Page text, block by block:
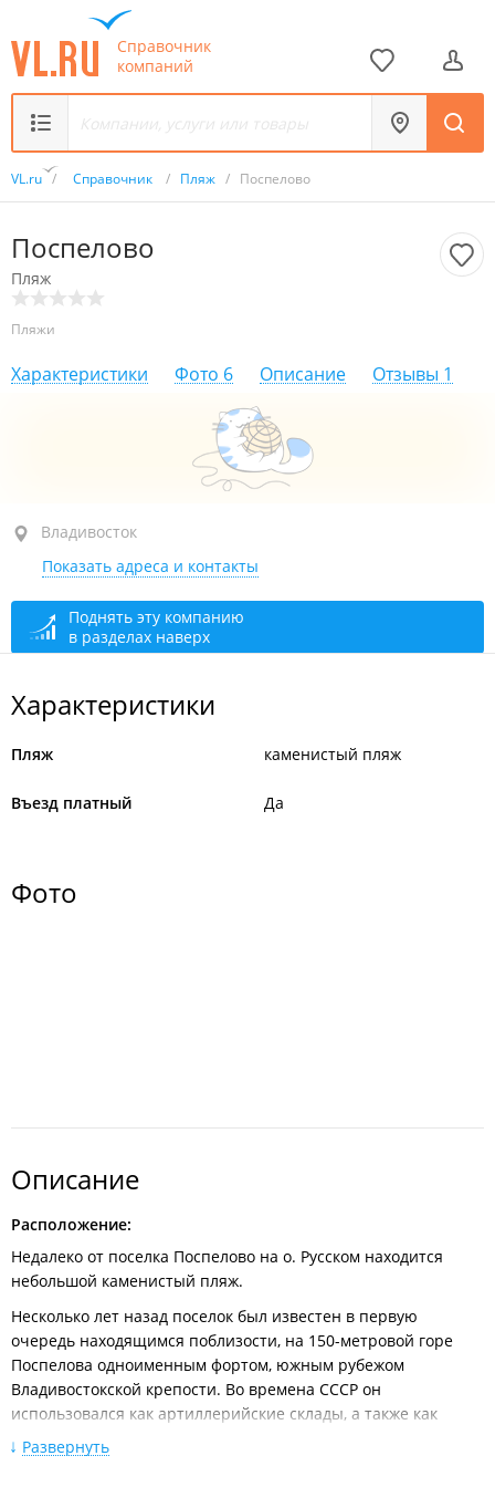
Справочник
компаний
VL.ru / Справочник / Пляж / Поспелово
Поспелово
Пляж
Пляжи
Характеристики Фото 6 Описание Отзывы 1
Владивосток
о. Русский, пос. Поспелово
Владивосток
Показать адреса и контакты
Поднять эту компанию
в разделах наверх
Характеристики
Пляж каменистый пляж
Въезд платный Да
Фото
Описание
Расположение:
Недалеко от поселка Поспелово на о. Русском находится
небольшой каменистый пляж.
Несколько лет назад поселок был известен в первую
очередь находящимся поблизости, на 150-метровой горе
Поспелова одноименным фортом, южным рубежом
Владивостокской крепости. Во времена СССР он
использовался как артиллерийские склады, а также как
склады боезапасов Школы Оружия КТОФ. Сегодня форт
остается памятником русскому фортификационному
Развернуть